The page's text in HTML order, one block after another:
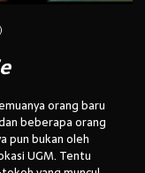
)
orang baru
beberapa orang
pun bukan oleh
UGM. Tentu